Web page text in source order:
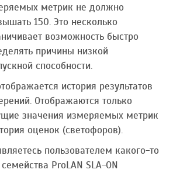
метрик не должно
150. Это несколько
возможность быстро
причины низкой
способности.
история результатов
Отображаются только
значения измеряемых метрик
оценок (светофоров).
пользователем какого-то
ProLAN SLA-ON